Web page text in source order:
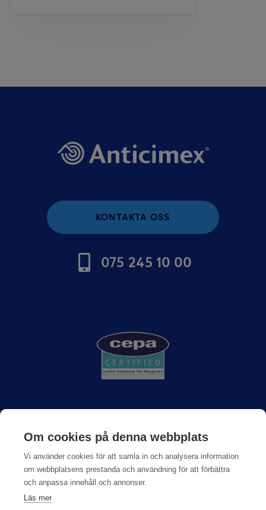
KONTAKTA OSS
075 245 10 00
Om Anticimex
Jobba hos oss
Kundberättelser
Om cookies på denna webbplats
Vi använder cookies för att samla in och analysera information
om webbplatsens prestanda och användning för att förbättra
och anpassa innehåll och annonser.
Läs mer